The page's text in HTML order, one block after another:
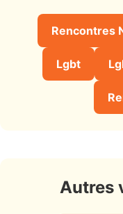
Rencontres
Lgbt
Autres